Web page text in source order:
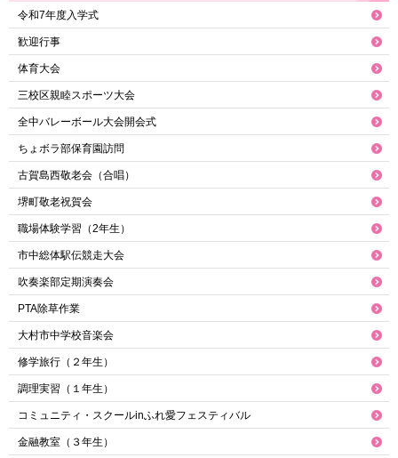
令和7年度入学式
歓迎行事
体育大会
三校区親睦スポーツ大会
全中バレーボール大会開会式
ちょボラ部保育園訪問
古賀島西敬老会（合唱）
堺町敬老祝賀会
職場体験学習（2年生）
市中総体駅伝競走大会
吹奏楽部定期演奏会
PTA除草作業
大村市中学校音楽会
修学旅行（２年生）
調理実習（１年生）
コミュニティ・スクールinふれ愛フェスティバル
金融教室（３年生）